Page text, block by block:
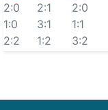
2:0
1:0
2:2
2:1
3:1
1:2
2:0
1:1
3:2